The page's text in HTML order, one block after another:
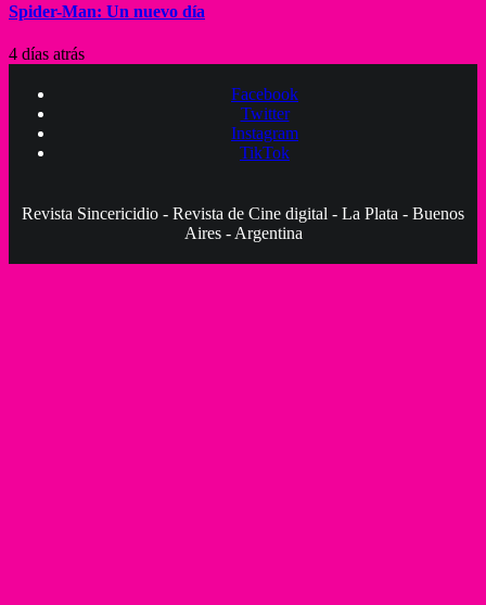
Spider-Man: Un nuevo día
4 días atrás
Facebook
Twitter
Instagram
TikTok
Revista Sincericidio - Revista de Cine digital - La Plata - Buenos
Aires - Argentina